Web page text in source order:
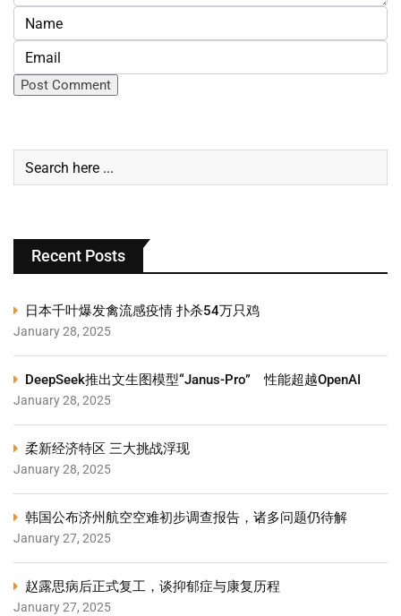
Recent Posts
日本千叶爆发禽流感疫情 扑杀54万只鸡
January 28, 2025
DeepSeek推出文生图模型“Janus-Pro” 性能超越OpenAI
January 28, 2025
柔新经济特区 三大挑战浮现
January 28, 2025
韩国公布济州航空空难初步调查报告，诸多问题仍待解
January 27, 2025
赵露思病后正式复工，谈抑郁症与康复历程
January 27, 2025